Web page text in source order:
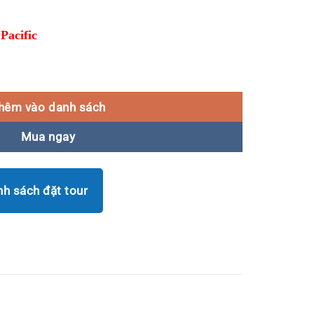
vào danh sách
Mua ngay
sách đặt tour